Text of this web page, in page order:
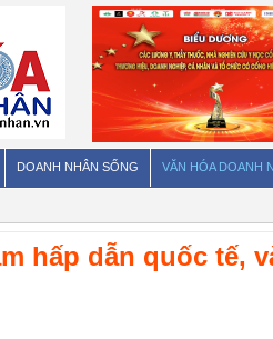
DOANH NHÂN SỐNG VĂN HÓA DOANH
hấp dẫn quốc tế,